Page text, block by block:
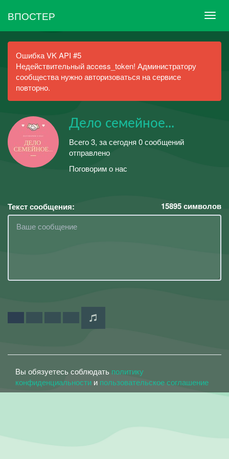
ВПОСТЕР
Ошибка VK API #5
Недействительный access_token! Администратору
сообщества нужно авторизоваться на сервисе
повторно.
Дело семейное...
Всего 3, за сегодня 0 сообщений
отправлено
Поговорим о нас
Текст сообщения: 15895символов
Вы обязуетесь соблюдать политику
конфиденциальности и пользовательское соглашение